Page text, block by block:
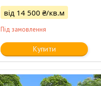
від 14 500 ₴/кв.м
Під замовлення
Купити